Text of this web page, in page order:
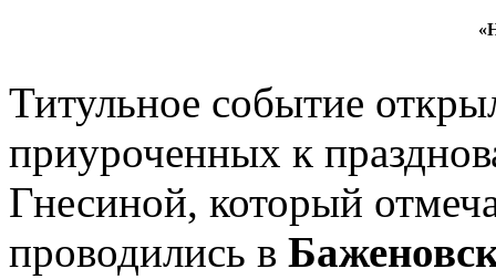
Титульное событие
приуроченных к
Гнесиной, который
проводились в